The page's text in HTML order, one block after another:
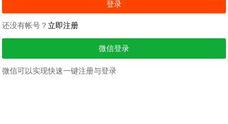
还没有帐号？ 立即注册
微信登录
微信可以实现快速一键注册与登录